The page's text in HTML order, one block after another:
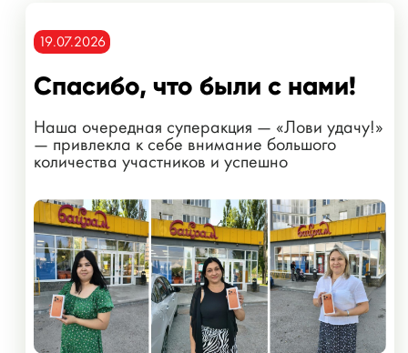
19.07.2026
Спасибо, что были с нами!
Наша очередная суперакция — «Лови удачу!»
— привлекла к себе внимание большого
количества участников и успешно
завершилась!...